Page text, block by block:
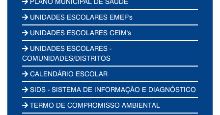
UNIDADES ESCOLARES EMEF's
UNIDADES ESCOLARES CEIM's
UNIDADES ESCOLARES -
COMUNIDADES/DISTRITOS
CALENDÁRIO ESCOLAR
SIDS - SISTEMA DE INFORMAÇÃO E DIAGNÓSTICO
TERMO DE COMPROMISSO AMBIENTAL